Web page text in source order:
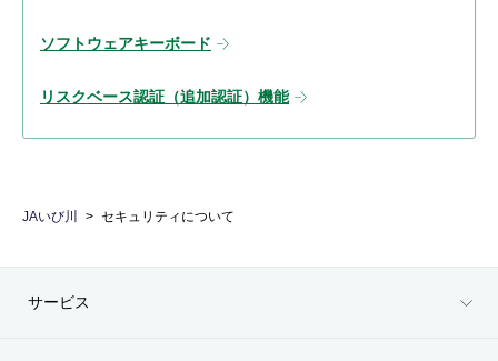
ソフトウェアキーボード
リスクベース認証（追加認証）機能
JAいび川 セキュリティについて
サービス